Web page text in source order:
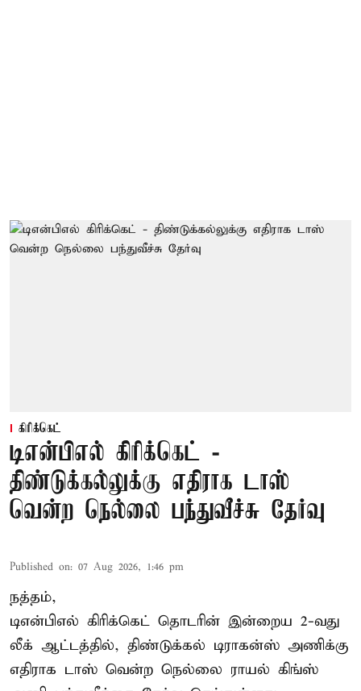
கிரிக்கெட்
டிஎன்பிஎல் கிரிக்கெட் -
திண்டுக்கல்லுக்கு எதிராக டாஸ்
வென்ற நெல்லை பந்துவீச்சு தேர்வு
Published on: 07 Aug 2026, 1:46 pm
நத்தம்,
டிஎன்பிஎல் கிரிக்கெட் தொடரின் இன்றைய 2-வது
லீக் ஆட்டத்தில், திண்டுக்கல் டிராகன்ஸ் அணிக்கு
எதிராக டாஸ் வென்ற நெல்லை ராயல் கிங்ஸ்